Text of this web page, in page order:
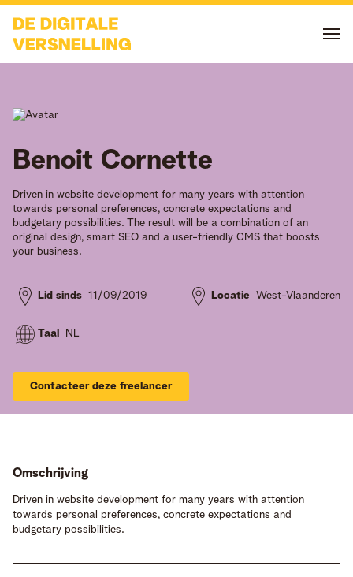
Benoit Cornette
Driven in website development for many years with attention
towards personal preferences, concrete expectations and
budgetary possibilities. The result will be a combination of an
original design, smart SEO and a user-friendly CMS that boosts
your business.
Lid sinds 11/09/2019 Locatie West-Vlaanderen
Taal NL
Contacteer deze freelancer
Omschrijving
Driven in website development for many years with attention
towards personal preferences, concrete expectations and
budgetary possibilities.